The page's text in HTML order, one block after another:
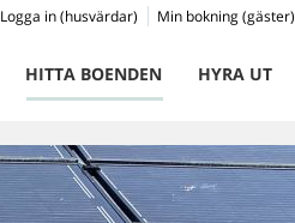
Min bokning (gäster)
Logga in (husvärdar)
HITTA BOENDEN HYRA UT